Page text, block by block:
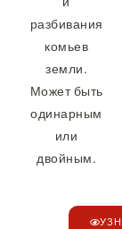
разбивания
комьев
земли.
Может быть
одинарным
или
двойным.